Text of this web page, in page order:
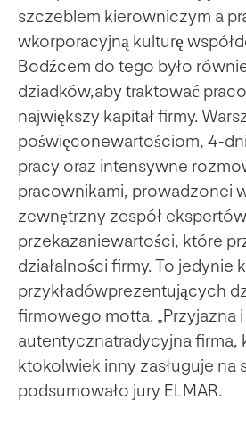
szczeblem kierowniczym a
wkorporacyjną kulturę
Bodźcem do tego było
dziadków,aby traktować
największy kapitał firmy.
poświęconewartościom, 4-
pracy oraz intensywne
pracownikami, prowadzonei
zewnętrzny zespół
przekazaniewartości, które
działalności firmy. To jedynie
przykładówprezentujących
firmowego motta. „Przyjazna i
autentycznatradycyjna firma,
ktokolwiek inny zasługuje na
podsumowało jury ELMAR.